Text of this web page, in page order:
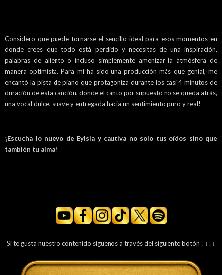
Considero que puede tornarse el sencillo ideal para esos momentos en
donde crees que todo está perdido y necesitas de una inspiración,
palabras de aliento o incluso simplemente amenizar la atmósfera de
manera optimista. Para mí ha sido una producción más que genial, me
encantó la pista de piano que protagoniza durante los casi 4 minutos de
duración de esta canción, donde el canto por supuesto no se queda atrás,
una vocal dulce, suave y entregada hacia un sentimiento puro y real!
¡Escucha lo nuevo de Eylsia y cautiva no solo tus oídos sino que
también tu alma!
Sí te gusta nuestro contenido síguenos a través del siguiente botón ↓↓↓↓